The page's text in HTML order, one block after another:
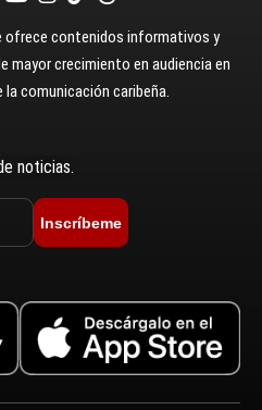
ofrece contenidos informativos y
mayor crecimiento en audiencia en
comunicación caribeña.
noticias.
Inscríbeme